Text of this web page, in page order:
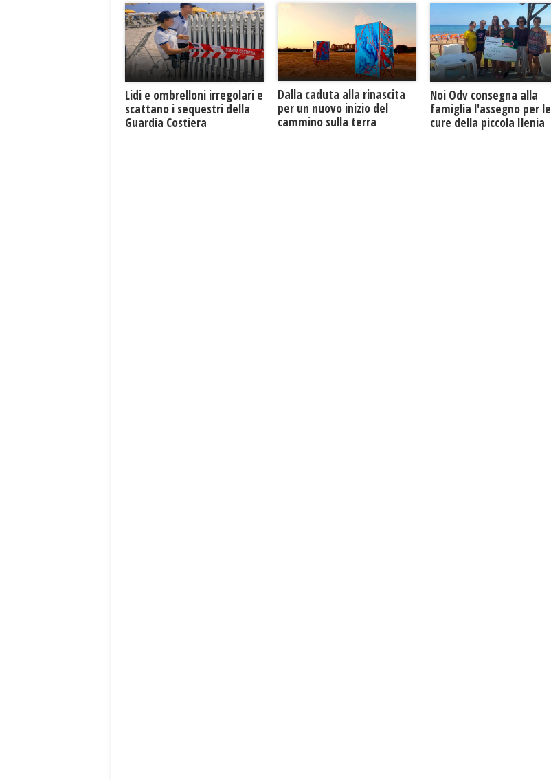
Lidi e ombrelloni irregolari e
scattano i sequestri della
Guardia Costiera
Dalla caduta alla rinascita
per un nuovo inizio del
cammino sulla terra
Noi Odv consegna alla
famiglia l'assegno per le
cure della piccola Ilenia